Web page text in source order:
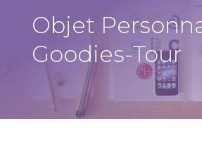
Objet
Goodies-Tour